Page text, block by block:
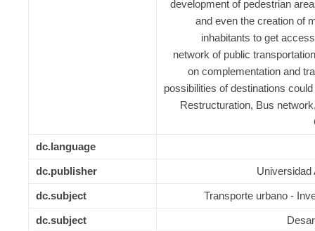
development of pedestrian
and even the creation of
inhabitants to get
network of public
on complementation and
possibilities of destinations
Restructuration, Bus
dc.language
dc.publisher Universidad
dc.subject Transporte urbano -
dc.subject